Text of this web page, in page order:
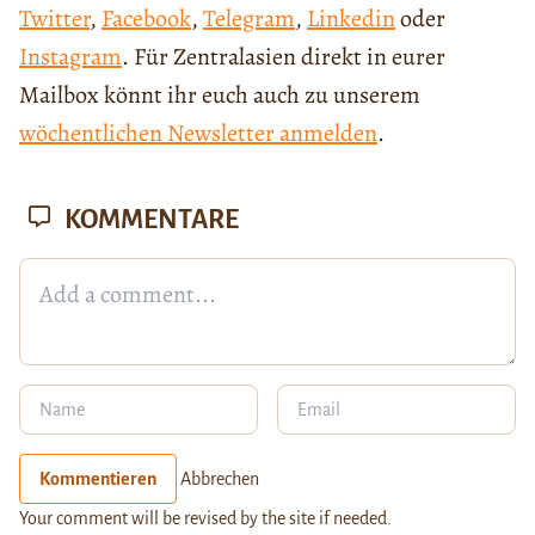
Twitter, Facebook,Telegram, Linkedinoder
Instagram. Für Zentralasien direkt in eurer
Mailbox könnt ihr euch auch zu unserem
wöchentlichen Newsletter anmelden.
KOMMENTARE
Kommentieren Abbrechen
Your comment will be revised by the site if needed.